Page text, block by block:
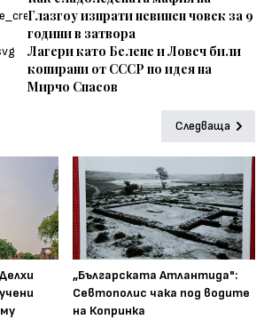
Глазгоу изпрати невинен човек за 9
години в затвора
Лагери като Белене и Ловеч били
копирани от СССР по идея на
Мирчо Спасов
Следваща
„Българската Атлантида":
Севтополис чака под водите
на Копринка